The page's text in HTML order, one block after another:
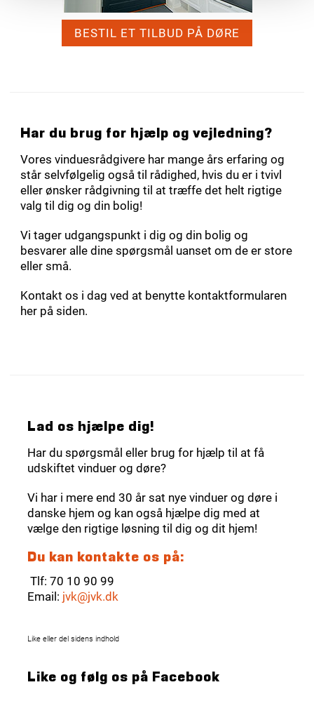
BESTIL ET TILBUD PÅ DØRE
Har du brug for hjælp og vejledning?
Vores vinduesrådgivere har mange års erfaring og
står selvfølgelig også til rådighed, hvis du er i tvivl
eller ønsker rådgivning til at træffe det helt rigtige
valg til dig og din bolig!
Vi tager udgangspunkt i dig og din bolig og
besvarer alle dine spørgsmål uanset om de er store
eller små.
Kontakt os i dag ved at benytte kontaktformularen
her på siden.
Lad os hjælpe dig!
Har du spørgsmål eller brug for hjælp til at få
udskiftet vinduer og døre?
Vi har i mere end 30 år sat nye vinduer og døre i
danske hjem og kan også hjælpe dig med at
vælge den rigtige løsning til dig og dit hjem!
Du kan kontakte os på:
Tlf: 70 10 90 99
Email: jvk@jvk.dk
Like eller del sidens indhold
Like og følg os på Facebook